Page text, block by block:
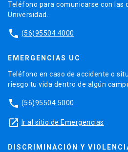
Teléfono para comunicarse con las
Universidad.
phone (56)95504 4000
EMERGENCIAS UC
Teléfono en caso de accidente o
riesgo tu vida dentro de algún
phone (56)95504 5000
launch Ir al sitio de Emergencias
DISCRIMINACIÓN Y